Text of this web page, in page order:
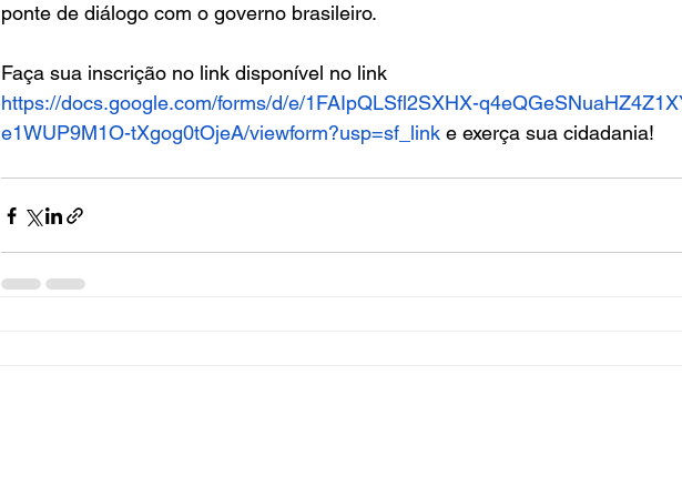
ponte de diálogo com o governo brasileiro.
Faça sua inscrição no link disponível no link
https://docs.google.com/forms/d/e/1FAIpQLSfl2SXHX-
e1WUP9M1O-tXgog0tOjeA/viewform?usp=sf_link e exerça sua cidadania!